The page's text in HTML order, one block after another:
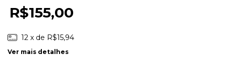
R$155,00
12 x de R$15,94
Ver mais detalhes